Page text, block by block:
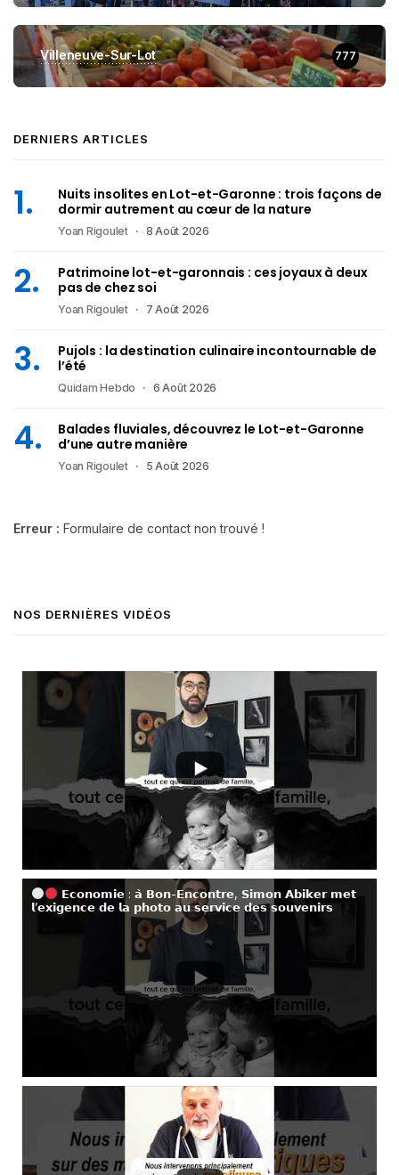
Villeneuve-Sur-Lot 777
DERNIERS ARTICLES
Nuits insolites en Lot-et-Garonne : trois façons de
dormir autrement au cœur de la nature
Yoan Rigoulet 8 Août 2026
Patrimoine lot-et-garonnais : ces joyaux à deux
pas de chez soi
Yoan Rigoulet 7 Août 2026
Pujols : la destination culinaire incontournable de
l’été
Quidam Hebdo 6 Août 2026
Balades fluviales, découvrez le Lot-et-Garonne
d’une autre manière
Yoan Rigoulet 5 Août 2026
Erreur : Formulaire de contact non trouvé !
NOS DERNIÈRES VIDÉOS
𝗘𝗰𝗼𝗻𝗼𝗺𝗶𝗲 : 𝗮̀ 𝗕𝗼𝗻-𝗘𝗻𝗰𝗼𝗻𝘁𝗿𝗲, 𝗦𝗶𝗺𝗼𝗻 𝗔𝗯𝗶𝗸𝗲𝗿 𝗺𝗲𝘁
𝗹’𝗲𝘅𝗶𝗴𝗲𝗻𝗰𝗲 𝗱𝗲 𝗹𝗮 𝗽𝗵𝗼𝘁𝗼 𝗮𝘂 𝘀𝗲𝗿𝘃𝗶𝗰𝗲 𝗱𝗲𝘀 𝘀𝗼𝘂𝘃𝗲𝗻𝗶𝗿𝘀